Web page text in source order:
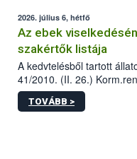
2026. július 6, hétfő
Az ebek
szakértők listája
A kedvtelésből tartott
41/2010. (II. 26.)
sérülés, illetve ennek
hatósági feladatokat,
TOVÁBB >